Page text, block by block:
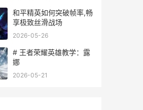
和平精英如何突破帧率,畅
享极致丝滑战场
2026-05-26
# 王者荣耀英雄教学：露
娜
2026-05-21